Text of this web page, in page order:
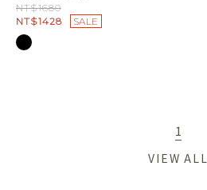
NT$1680
NT$1428
SALE
1
VIEW ALL